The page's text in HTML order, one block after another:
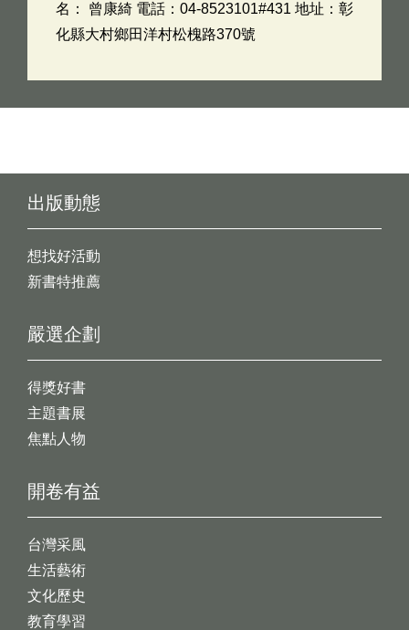
名： 曾康綺 電話：04-8523101#431 地址：彰
化縣大村鄉田洋村松槐路370號
出版動態
想找好活動
新書特推薦
開卷有益
台灣采風
生活藝術
文化歷史
教育學習
嚴選企劃
得獎好書
主題書展
焦點人物